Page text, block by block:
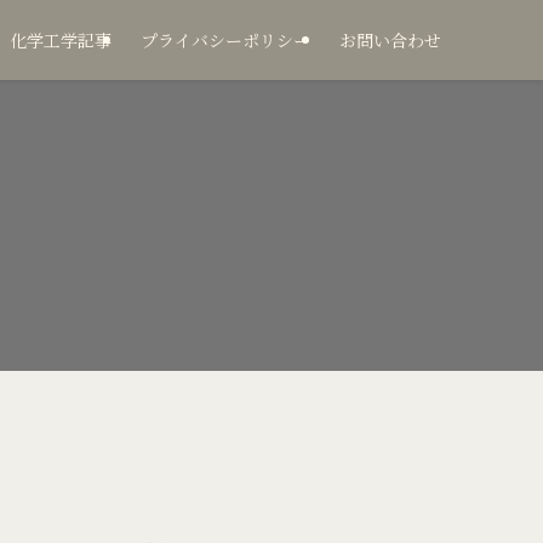
化学工学記事 プライバシーポリシー お問い合わせ